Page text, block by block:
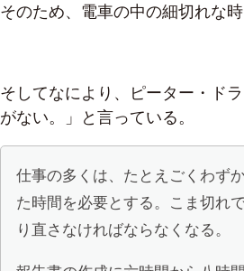
そのため、電車の中の細切れな
そしてなにより、ピーター・ド
がない。」と言っている。
仕事の多くは、たとえごくわず
た時間を必要とする。こま切れ
り直さなければならなくなる。